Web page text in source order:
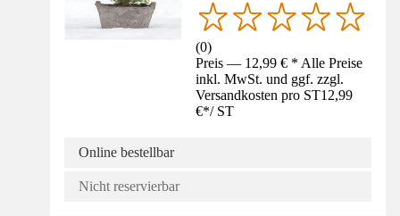
(0)
Preis — 12,99 € * Alle Preise
inkl. MwSt. und ggf. zzgl.
Versandkosten pro ST12,99
€*/ ST
Online bestellbar
Nicht reservierbar